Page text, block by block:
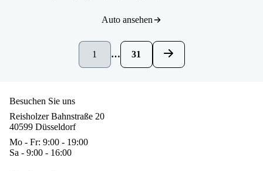
Auto ansehen
1 … 31
Besuchen Sie uns
Reisholzer Bahnstraße 20
40599 Düsseldorf
Mo - Fr: 9:00 - 19:00
Sa - 9:00 - 16:00